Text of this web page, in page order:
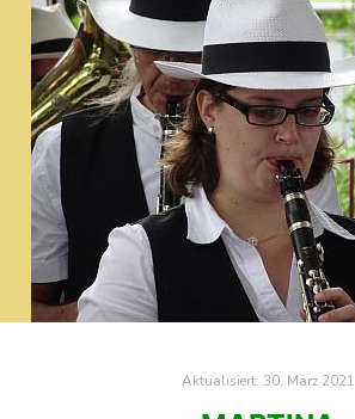
Aktualisiert: 30. März 2021